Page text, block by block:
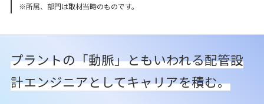
※所属、部門は取材当時のものです。
プラントの「動脈」ともいわれる配管設
計エンジニアとしてキャリアを積む。